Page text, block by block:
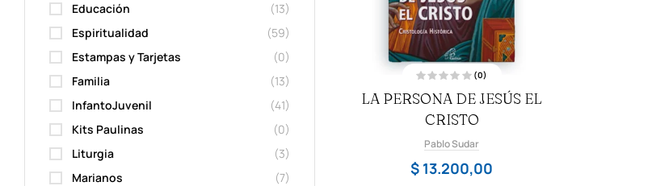
a
l
o
n
(0)
LA PERSONA DE JESÚS EL
CRISTO
Pablo Sudar
$ 13.200,00
Educación
(13)
Espiritualidad
(59)
Estampas y Tarjetas
(0)
Familia
(13)
InfantoJuvenil
(41)
Kits Paulinas
(0)
Liturgia
(3)
Marianos
(7)